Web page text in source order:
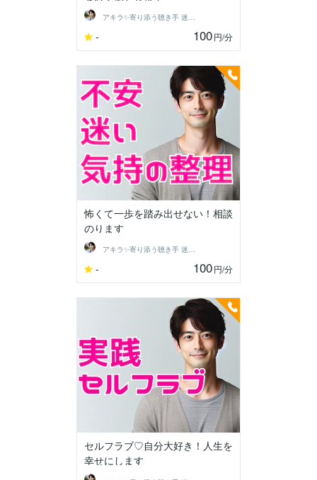
アキラ✨寄り添う聴き手 迷い不安の相談室
- 100円/分
怖くて一歩を踏み出せない！相談
のります
アキラ✨寄り添う聴き手 迷い不安の相談室
- 100円/分
セルフラブ♡自分大好き！人生を
幸せにします